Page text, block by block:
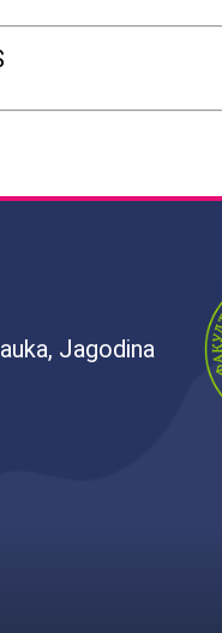
Jagodina